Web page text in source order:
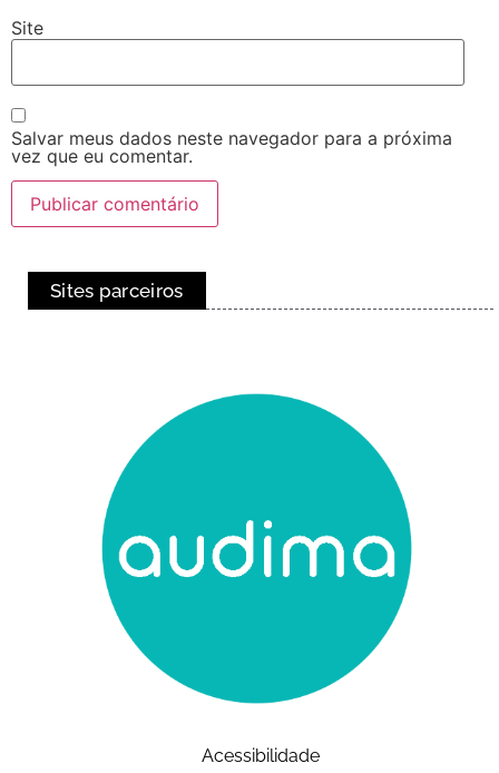
Site
Salvar meus dados neste navegador para a próxima
vez que eu comentar.
Sites parceiros
Acessibilidade